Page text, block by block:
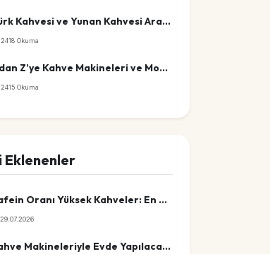
Türk Kahvesi ve Yunan Kahvesi Arasındaki Farklar
2418 Okuma
A’dan Z’ye Kahve Makineleri ve Modelleri Listesi
2415 Okuma
Eklenenler
Kafein Oranı Yüksek Kahveler: En Güçlü 10 Kahve Türü
29.07.2026
Kahve Makineleriyle Evde Yapılacak En Pratik Kahve Tarifleri